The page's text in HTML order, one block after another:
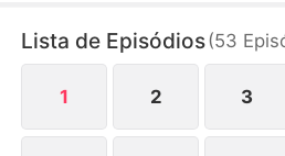
Lista de Episódios(53
1 2 3